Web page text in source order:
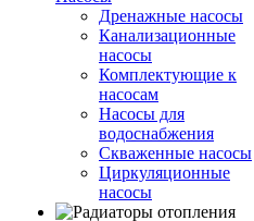
Дренажные насосы
Канализационные
насосы
Комплектующие к
насосам
Насосы для
водоснабжения
Скваженные насосы
Циркуляционные
насосы